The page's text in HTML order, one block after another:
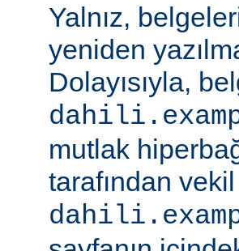
Yalnız,
yeniden
Dolayısıyla,
mutlak
tarafından